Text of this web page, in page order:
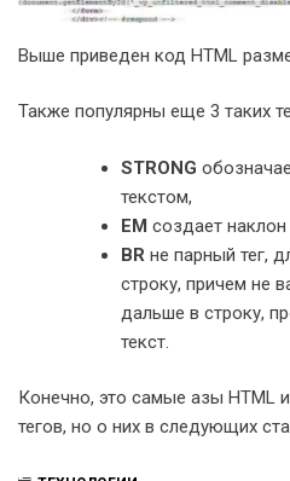
Выше приведен код HTML
Также популярны еще 3 таких
STRONG
текстом,
EM создает наклон
BR не парный тег,
строку, причем не
дальше в строку,
текст.
Конечно, это самые азы HTML
тегов, но о них в следующих